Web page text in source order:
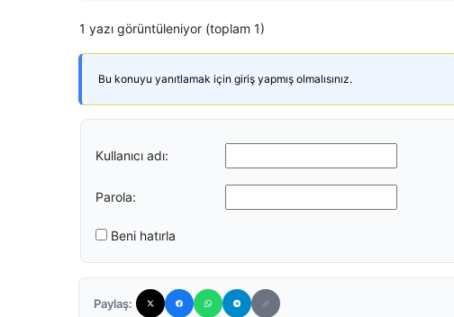
1 yazı görüntüleniyor (toplam 1)
Bu konuyu yanıtlamak için giriş yapmış olmalısınız.
Kullanıcı adı:
Parola:
Beni hatırla
Paylaş: